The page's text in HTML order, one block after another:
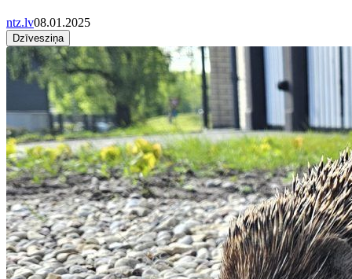
ntz.lv08.01.2025
Dzīvesziņa